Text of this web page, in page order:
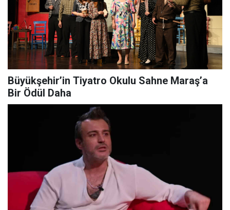
Büyükşehir’in Tiyatro Okulu Sahne Maraş’a
Bir Ödül Daha